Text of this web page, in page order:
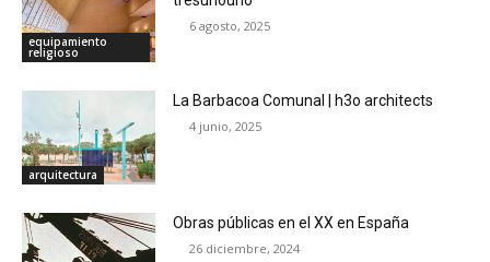
equipamiento
religioso
6 agosto, 2025
arquitectura
La Barbacoa Comunal | h3o architects
4 junio, 2025
Obras públicas en el XX en España
26 diciembre, 2024